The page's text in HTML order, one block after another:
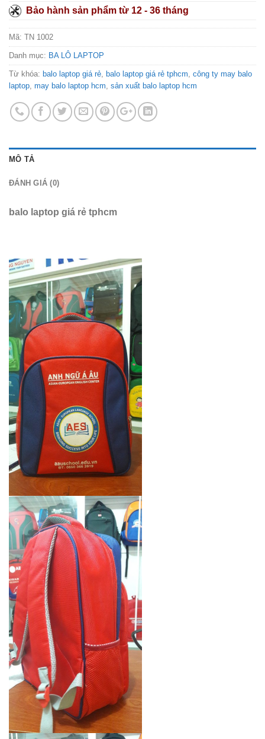
Bảo hành sản phẩm từ 12 - 36 tháng
Mã: TN 1002
Danh mục: BA LÔ LAPTOP
Từ khóa: balo laptop giá rẻ balo laptop giá rẻ tphcm công ty may balo
laptop may balo laptop hcm sản xuất balo laptop hcm
MÔ TẢ
ĐÁNH GIÁ (0)
balo laptop giá rẻ tphcm